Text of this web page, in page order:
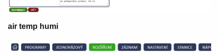
air temp humi